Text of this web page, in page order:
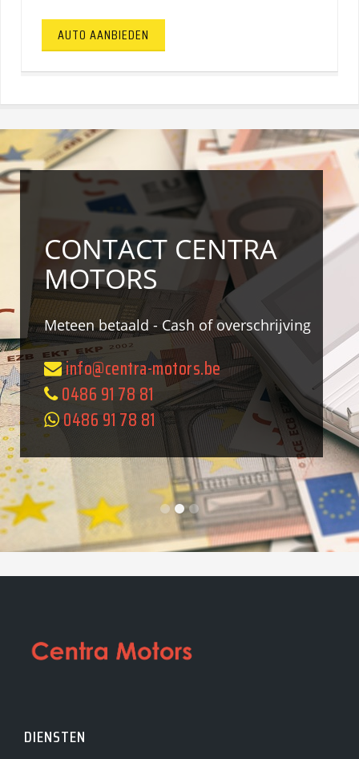
CONTACT CENTRA
MOTORS
Meteen betaald - Cash of overschrijving
info@centra-motors.be
0486 91 78 81
0486 91 78 81
DIENSTEN